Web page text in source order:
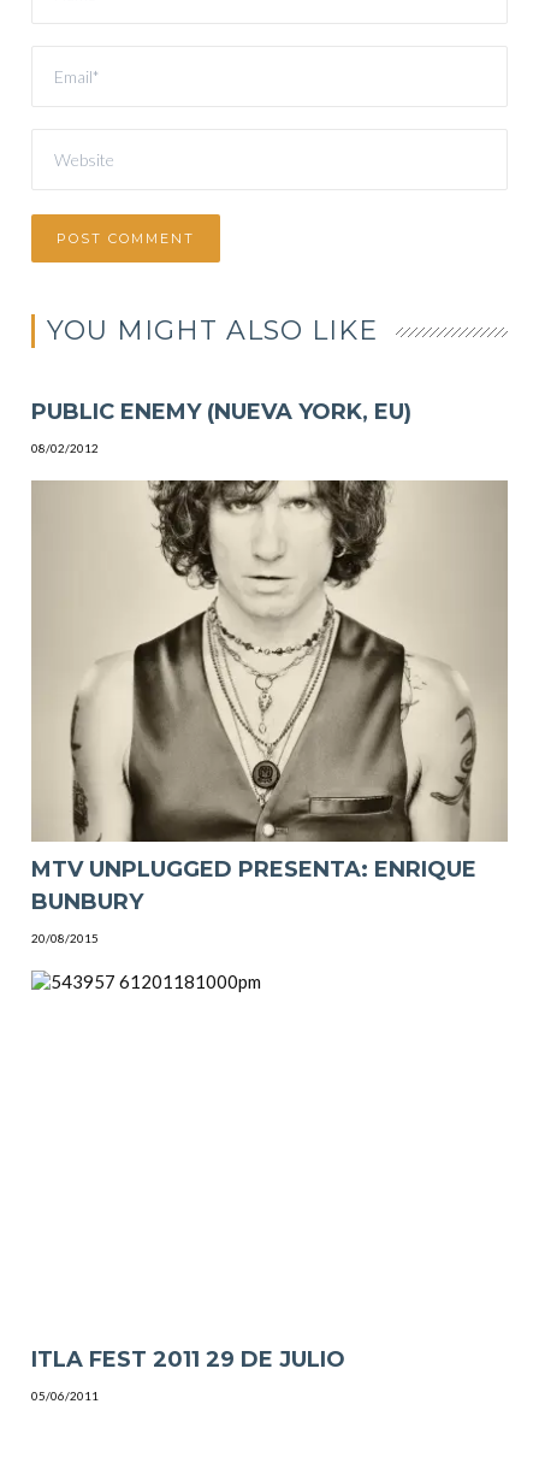
YOU MIGHT ALSO LIKE
PUBLIC ENEMY (NUEVA YORK, EU)
08/02/2012
MTV UNPLUGGED PRESENTA: ENRIQUE
BUNBURY
20/08/2015
ITLA FEST 2011 29 DE JULIO
05/06/2011